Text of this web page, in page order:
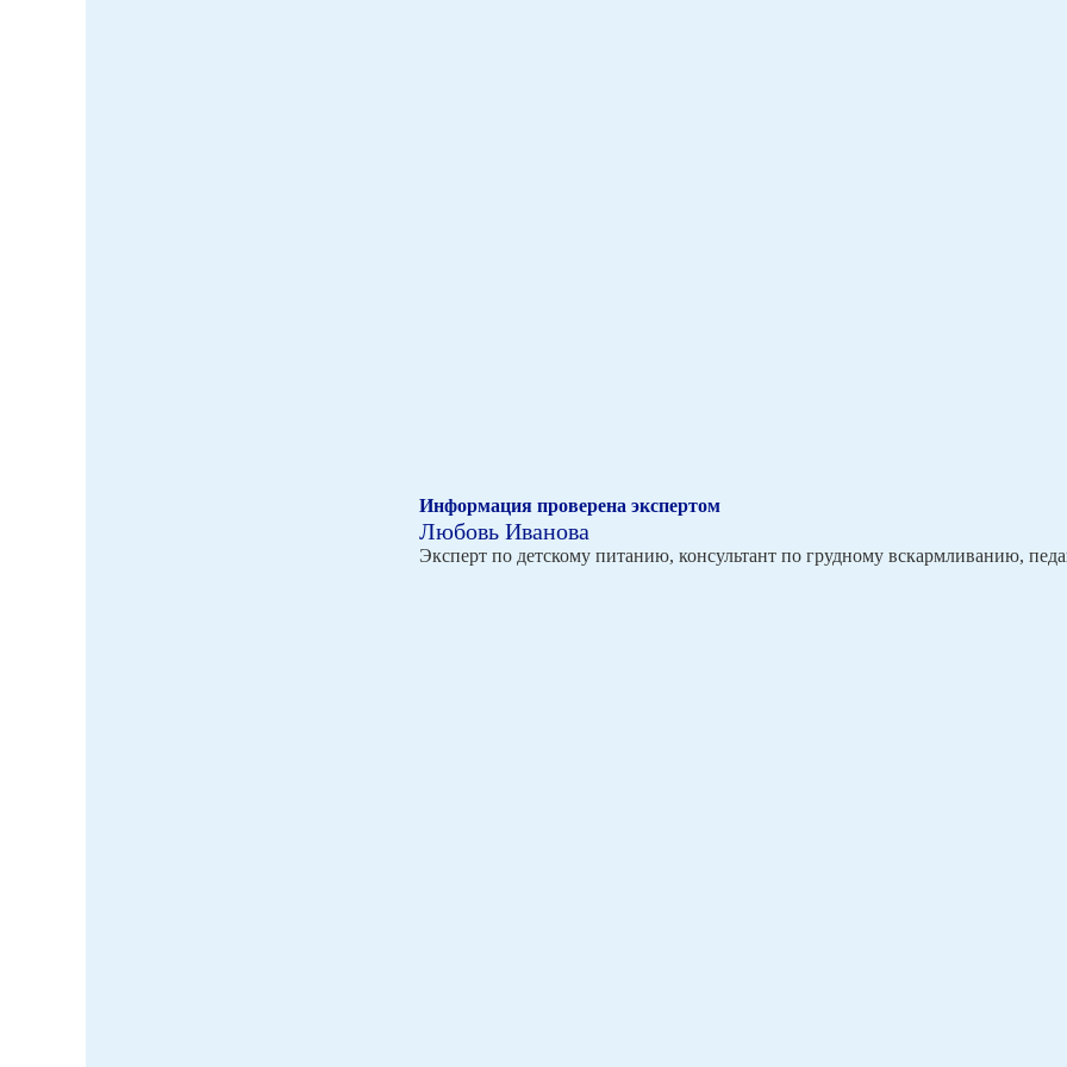
Информация проверена экспертом
Любовь Иванова
Эксперт по детскому питанию, консультант по грудному вскармливанию,